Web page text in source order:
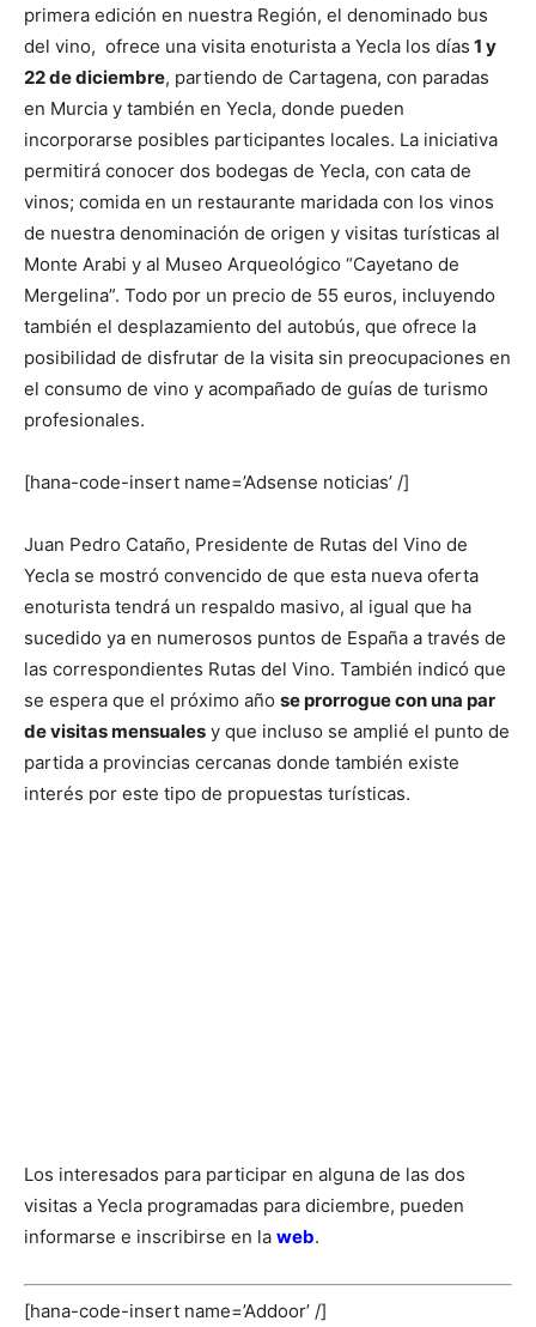
primera edición en nuestra Región, el denominado bus
del vino, ofrece una visita enoturista a Yecla los días 1 y
22 de diciembre, partiendo de Cartagena, con paradas
en Murcia y también en Yecla, donde pueden
incorporarse posibles participantes locales. La iniciativa
permitirá conocer dos bodegas de Yecla, con cata de
vinos; comida en un restaurante maridada con los vinos
de nuestra denominación de origen y visitas turísticas al
Monte Arabi y al Museo Arqueológico “Cayetano de
Mergelina”. Todo por un precio de 55 euros, incluyendo
también el desplazamiento del autobús, que ofrece la
posibilidad de disfrutar de la visita sin preocupaciones en
el consumo de vino y acompañado de guías de turismo
profesionales.
[hana-code-insert name=’Adsense noticias’ /]
Juan Pedro Cataño, Presidente de Rutas del Vino de
Yecla se mostró convencido de que esta nueva oferta
enoturista tendrá un respaldo masivo, al igual que ha
sucedido ya en numerosos puntos de España a través de
las correspondientes Rutas del Vino. También indicó que
se espera que el próximo año se prorrogue con una par
de visitas mensuales y que incluso se amplié el punto de
partida a provincias cercanas donde también existe
interés por este tipo de propuestas turísticas.
Los interesados para participar en alguna de las dos
visitas a Yecla programadas para diciembre, pueden
informarse e inscribirse en la web.
[hana-code-insert name=’Addoor’ /]